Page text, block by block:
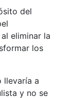
del
eliminar la
los
llevaría a
y no se